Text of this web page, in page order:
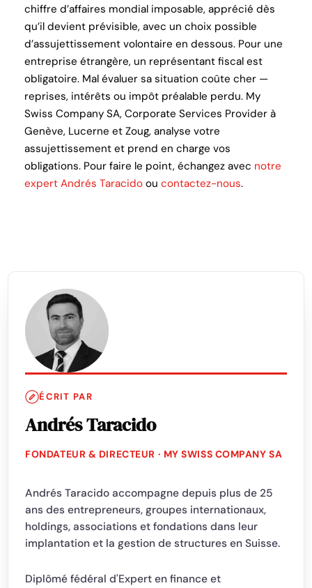
chiffre d’affaires mondial imposable, apprécié dès
qu’il devient prévisible, avec un choix possible
d’assujettissement volontaire en dessous. Pour une
entreprise étrangère, un représentant fiscal est
obligatoire. Mal évaluer sa situation coûte cher —
reprises, intérêts ou impôt préalable perdu. My
Swiss Company SA, Corporate Services Provider à
Genève, Lucerne et Zoug, analyse votre
assujettissement et prend en charge vos
obligations. Pour faire le point, échangez avec notre
expert Andrés Taracido oucontactez-nous.
ÉCRIT PAR
Andrés Taracido
FONDATEUR & DIRECTEUR · MY SWISS COMPANY SA
Andrés Taracido accompagne depuis plus de 25
ans des entrepreneurs, groupes internationaux,
holdings, associations et fondations dans leur
implantation et la gestion de structures en Suisse.
Diplômé fédéral d'Expert en finance et